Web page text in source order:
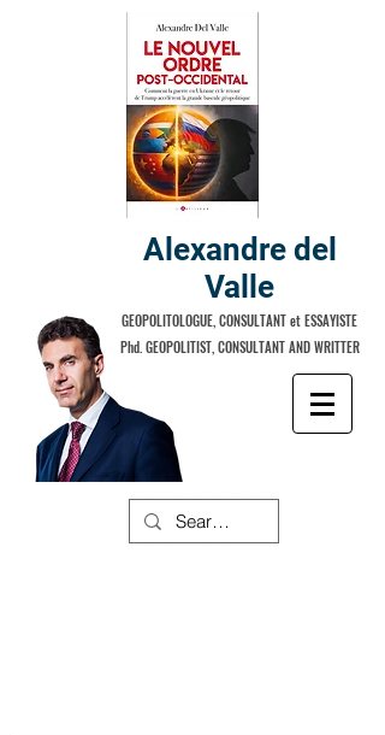
Alexandre del
Valle
GEOPOLITOLOGUE, CONSULTANT et ESSAYISTE
Phd. GEOPOLITIST, CONSULTANT AND WRITTER